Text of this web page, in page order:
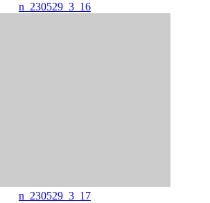
n_230529_3_16
n_230529_3_17